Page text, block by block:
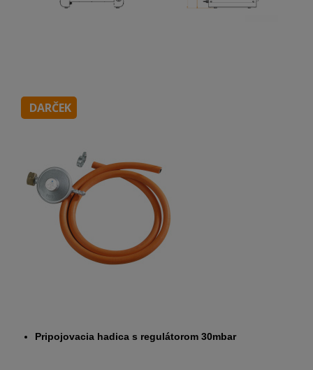
DARČEK
Pripojovacia hadica s regulátorom 30mbar